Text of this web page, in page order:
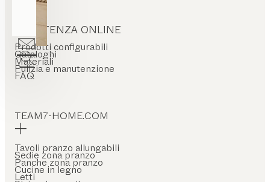
ASSISTENZA ONLINE
Prodotti configurabili
Cataloghi
Materiali
Pulizia e manutenzione
FAQ
TEAM7-HOME.COM
Tavoli pranzo allungabili
Sedie zona pranzo
Panche zona pranzo
Cucine in legno
Letti